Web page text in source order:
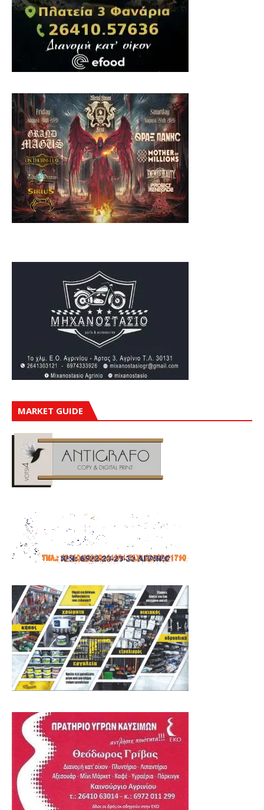
MARKET GUIDE